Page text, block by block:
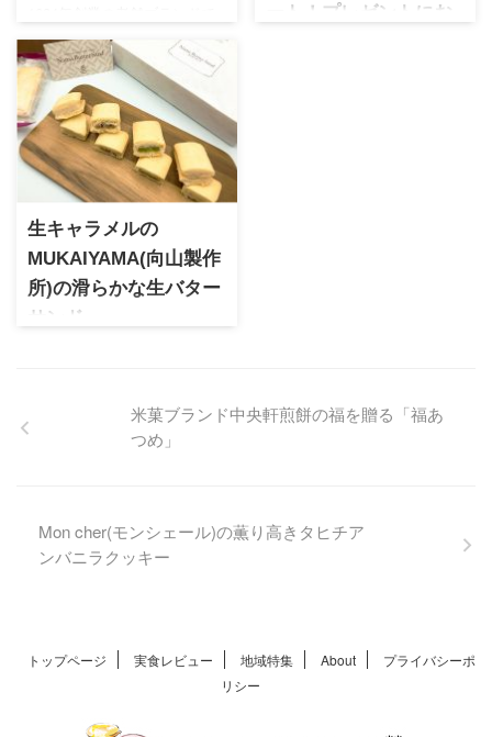
ある福砂屋が手掛ける、かわ
いらしいパッケージが魅力の
キューブカステラ。個包装で
食べやすいので様々な用途の
贈り物に活用できます。オン
ライン販売も少ないので希少
ギフトなのも評価ポイント◎
ート！プレゼントにお
生キャラメルの
MUKAIYAMA(向山製作
所)の滑らかな生バター
サンド
スイーツが話題で、生バター
クリームに白餡を加えた和テ
特徴です。
米菓ブランド中央軒煎餅の福を贈る「福あ
つめ」
Mon cher(モンシェール)の薫り高きタヒチア
ンバニラクッキー
トップページ 実食レビュー 地域特集 About
プライバシーポ
リシー